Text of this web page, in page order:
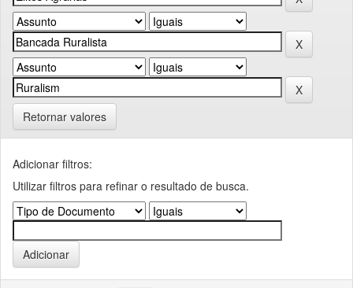
Retornar valores
Adicionar filtros:
Utilizar filtros para refinar o resultado de busca.